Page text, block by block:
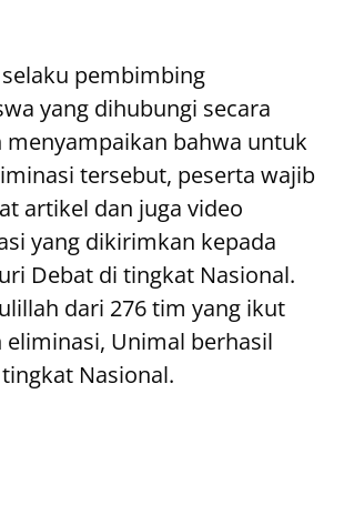
pembimbing
yang dihubungi secara
menyampaikan bahwa untuk
tersebut, peserta wajib
artikel dan juga video
yang dikirimkan kepada
Debat di tingkat Nasional.
dari 276 tim yang ikut
eliminasi, Unimal berhasil
Nasional.